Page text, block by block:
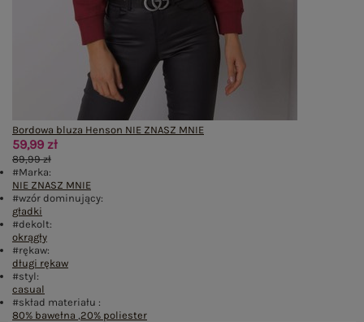
Bordowa bluza Henson NIE ZNASZ MNIE
59,99 zł
89,99 zł
#Marka:
NIE ZNASZ MNIE
#wzór dominujący:
gładki
#dekolt:
okrągły
#rękaw:
długi rękaw
#styl:
casual
#skład materiału :
80% bawełna ,20% poliester